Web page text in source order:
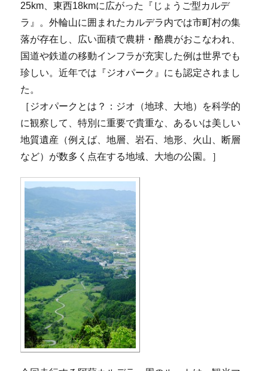
25km、東西18kmに広がった『じょうご型カルデ
ラ』。外輪山に囲まれたカルデラ内では市町村の集
落が存在し、広い面積で農耕・酪農がおこなわれ、
国道や鉄道の移動インフラが充実した例は世界でも
珍しい。近年では『ジオパーク』にも認定されまし
た。
［ジオパークとは？：ジオ（地球、大地）を科学的
に観察して、特別に重要で貴重な、あるいは美しい
地質遺産（例えば、地層、岩石、地形、火山、断層
など）が数多く点在する地域、大地の公園。］